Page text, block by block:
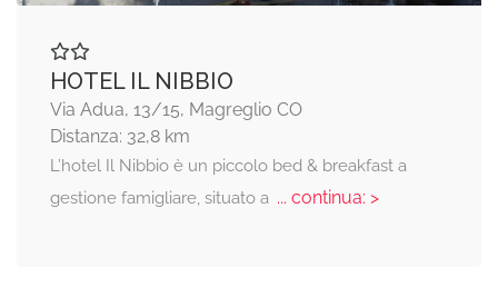
HOTEL IL NIBBIO
Via Adua, 13/15, Magreglio CO
Distanza: 32,8 km
L’hotel Il Nibbio è un piccolo bed & breakfast a
gestione famigliare, situato a... continua: >